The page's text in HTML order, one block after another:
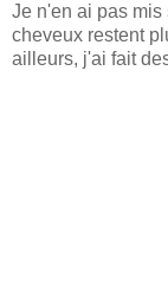
Je n'en ai pas
cheveux restent
ailleurs, j'ai fait